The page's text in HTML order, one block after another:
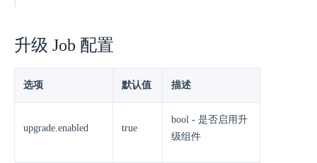
升级 Job 配置
选项 默认值 描述
upgrade.enabled true
bool - 是否启用升
级组件